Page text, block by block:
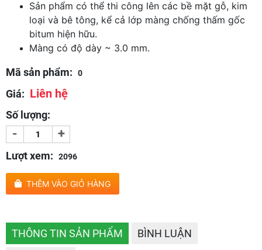
Sản phẩm có thể thi công lên các bề mặt gỗ, kim
loại và bê tông, kể cả lớp màng chống thấm gốc
bitum hiện hữu.
Màng có độ dày ~ 3.0 mm.
Mã sản phẩm: 0
Giá: Liên hệ
Số lượng:
- +
Lượt xem: 2096
THÊM VÀO GIỎ HÀNG
THÔNG TIN SẢN PHẨM
BÌNH LUẬN